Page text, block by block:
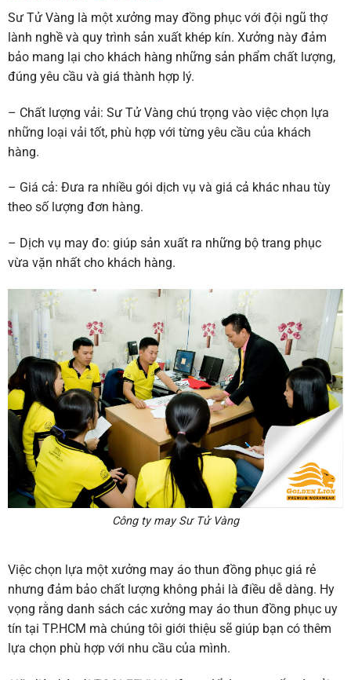
Sư Tử Vàng là một xưởng may đồng phục với đội ngũ thợ
lành nghề và quy trình sản xuất khép kín. Xưởng này đảm
bảo mang lại cho khách hàng những sản phẩm chất lượng,
đúng yêu cầu và giá thành hợp lý.
– Chất lượng vải: Sư Tử Vàng chú trọng vào việc chọn lựa
những loại vải tốt, phù hợp với từng yêu cầu của khách
hàng.
– Giá cả: Đưa ra nhiều gói dịch vụ và giá cả khác nhau tùy
theo số lượng đơn hàng.
– Dịch vụ may đo: giúp sản xuất ra những bộ trang phục
vừa vặn nhất cho khách hàng.
Công ty may Sư Tử Vàng
Việc chọn lựa một xưởng may áo thun đồng phục giá rẻ
nhưng đảm bảo chất lượng không phải là điều dễ dàng. Hy
vọng rằng danh sách các xưởng may áo thun đồng phục uy
tín tại TP.HCM mà chúng tôi giới thiệu sẽ giúp bạn có thêm
lựa chọn phù hợp với nhu cầu của mình.